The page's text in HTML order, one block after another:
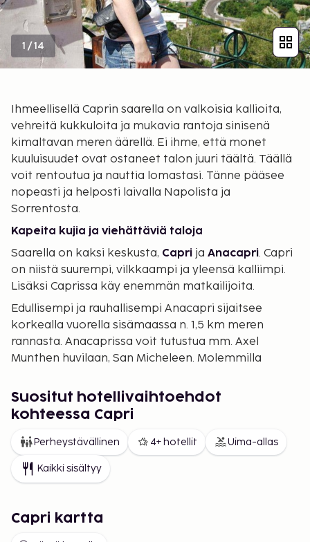
1 /14
Ihmeellisellä Caprin saarella on valkoisia kallioita,
vehreitä kukkuloita ja mukavia rantoja sinisenä
kimaltavan meren äärellä. Ei ihme, että monet
kuuluisuudet ovat ostaneet talon juuri täältä. Täällä
voit rentoutua ja nauttia lomastasi. Tänne pääsee
nopeasti ja helposti laivalla Napolista ja
Sorrentosta.
Kapeita kujia ja viehättäviä taloja
Saarella on kaksi keskusta, Capri ja Anacapri. Capri
on niistä suurempi, vilkkaampi ja yleensä kalliimpi.
Lisäksi Caprissa käy enemmän matkailijoita.
Edullisempi ja rauhallisempi Anacapri sijaitsee
korkealla vuorella sisämaassa n. 1,5 km meren
rannasta. Anacaprissa voit tutustua mm. Axel
Munthen huvilaan, San Micheleen. Molemmilla
pieniä toreja erinomaista ruokaa tarjoilevine
ravintoloineen ja baareineen.
näköaloja
Riippumatta siitä, majoitutko Caprille vai käytkö
vain pistäytymässä tällä saarella, sinisiin luoliin eli La
käydä uimassa joillakin saaren kauneimmista
Suositut hotellivaihtoehdot
kohteessa Capri
Perheystävällinen 4+ hotellit Uima-allas
Kaikki sisältyy
Capri kartta